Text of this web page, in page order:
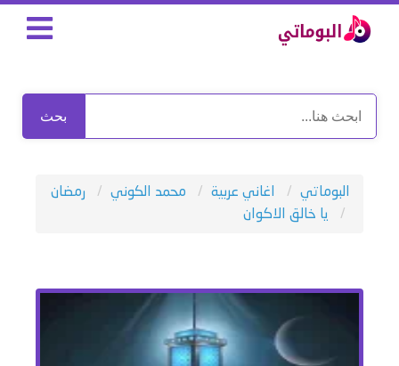
بحث
البوماتي اغاني عربية محمد الكوني
رمضان
يا خالق الاكوان